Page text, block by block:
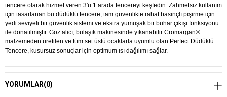
tencere olarak hizmet veren 3'ü 1 arada tencereyi keşfedin. Zahmetsiz kullanım
için tasarlanan bu düdüklü tencere, tam güvenlikte rahat basınçlı pişirme için
yedi seviyeli bir güvenlik sistemi ve ekstra yumuşak bir buhar çıkışı fonksiyonu
ile donatılmıştır. Göz alıcı, bulaşık makinesinde yıkanabilir Cromargan®
malzemeden üretilen ve tüm set üstü ocaklarla uyumlu olan Perfect Düdüklü
Tencere, kusursuz sonuçlar için optimum ısı dağılımı sağlar.
YORUMLAR(0)